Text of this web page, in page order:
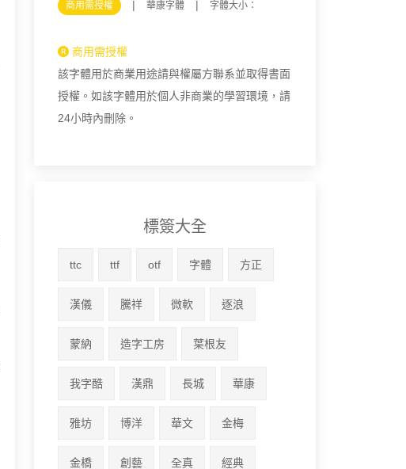
商用需授權 | 華康字體 | 字體大小：
商用需授權
該字體用於商業用途請與權屬方聯系並取得書面
授權。如該字體用於個人非商業的學習環境，請
24小時內刪除。
標簽大全
ttc ttf otf 字體 方正
漢儀 騰祥 微軟 逐浪
蒙納 造字工房 葉根友
我字酷 漢鼎 長城 華康
雅坊 博洋 華文 金梅
金橋 創藝 全真 經典